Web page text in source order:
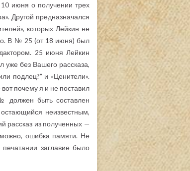
июня о получении трех
Другой предназначался
которых Лейкин не
В № 25 (от 18 июня) был
25 июня Лейкин
без Вашего рассказа,
подлец?” и «Ценители».
почему я и не поставил
должен быть составлен
неизвестным,
рассказ из полученных —
ошибка памяти. Не
заглавие было